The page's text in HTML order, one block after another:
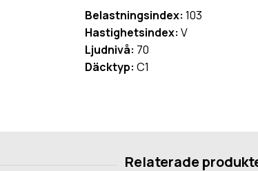
Belastningsindex: 103
Hastighetsindex: V
Ljudnivå: 70
Däcktyp: C1